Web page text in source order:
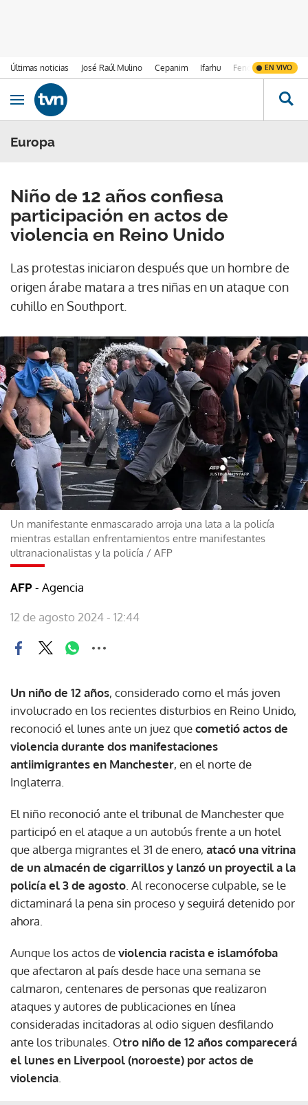
Últimas noticias José Raúl Mulino Cepanim Ifarhu Fenómeno de El
EN VIVO
Ir al contenido
Obrir navegació
Europa
Niño de 12 años confiesa
participación en actos de
violencia en Reino Unido
Las protestas iniciaron después que un hombre de
origen árabe matara a tres niñas en un ataque con
cuhillo en Southport.
Un manifestante enmascarado arroja una lata a la policía
mientras estallan enfrentamientos entre manifestantes
ultranacionalistas y la policía / AFP
AFP - Agencia
12 de agosto 2024 - 12:44
Un niño de 12 años, considerado como el más joven
involucrado en los recientes disturbios en Reino Unido,
reconoció el lunes ante un juez quecometió actos de
violencia durante dos manifestaciones
antiimigrantes en Manchester, en el norte de
Inglaterra.
El niño reconoció ante el tribunal de Manchester que
participó en el ataque a un autobús frente a un hotel
que alberga migrantes el 31 de enero, atacó una vitrina
de un almacén de cigarrillos y lanzó un proyectil a la
policía el 3 de agosto . Al reconocerse culpable, se le
dictaminará la pena sin proceso y seguirá detenido por
ahora.
Aunque los actos deviolencia racista e islamófoba
que afectaron al país desde hace una semana se
calmaron, centenares de personas que realizaron
ataques y autores de publicaciones en línea
consideradas incitadoras al odio siguen desfilando
ante los tribunales. Otro niño de 12 años comparecerá
el lunes en Liverpool (noroeste) por actos de
violencia